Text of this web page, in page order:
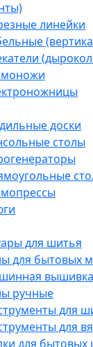
линейки
доски
столы
для шитья
для бытовых
вышивка
ручные
для
для
для